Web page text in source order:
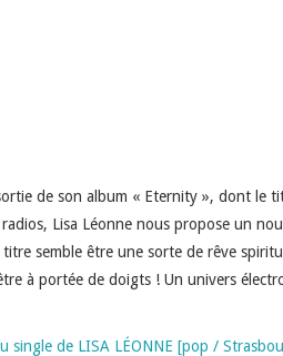
de son album « Eternity », dont le
Lisa Léonne nous propose un
semble être une sorte de rêve
à portée de doigts ! Un univers
single de LISA LÉONNE [pop /